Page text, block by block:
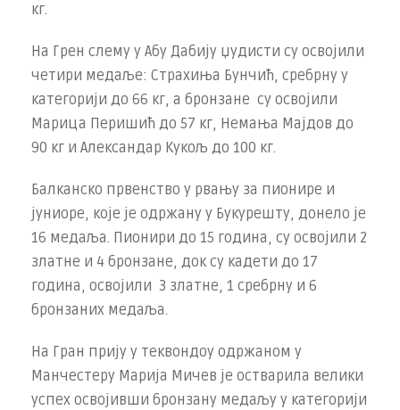
кг.
На Грен слему у Абу Дабију џудисти су освојили
четири медаље: Страхиња Бунчић, сребрну у
категорији до 66 кг, а бронзане су освојили
Марица Перишић до 57 кг, Немања Мајдов до
90 кг и Александар Кукољ до 100 кг.
Балканско првенство у рвању за пионире и
јуниоре, које је одржану у Букурешту, донело је
16 медаља. Пионири до 15 година, су освојили 2
златне и 4 бронзане, док су кадети до 17
година, освојили 3 златне, 1 сребрну и 6
бронзаних медаља.
На Гран прију у теквондоу одржаном у
Манчестеру Марија Мичев је остварила велики
успех освојивши бронзану медаљу у категорији